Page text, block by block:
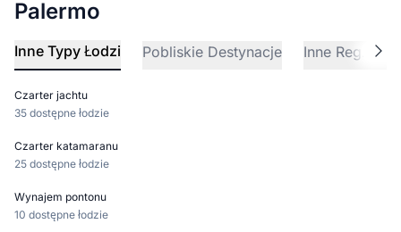
Palermo
Inne Typy Łodzi Pobliskie Destynacje Inne Regiony
Czarter jachtu
35 dostępne łodzie
Czarter katamaranu
25 dostępne łodzie
Wynajem pontonu
10 dostępne łodzie